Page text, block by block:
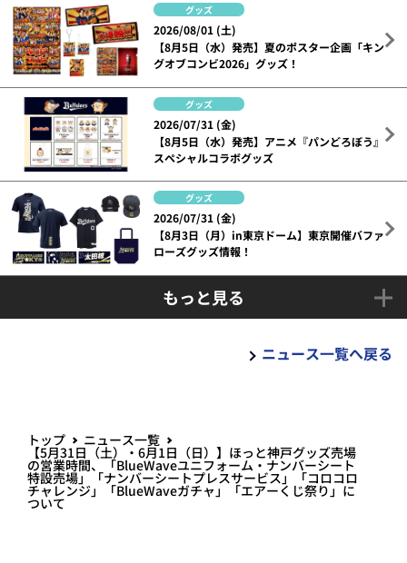
グッズ
2026/08/01 (土)
【8月5日（水）発売】夏のポスター企画「キン
グオブコンビ2026」グッズ！
グッズ
2026/07/31 (金)
【8月5日（水）発売】アニメ『パンどろぼう』
スペシャルコラボグッズ
グッズ
2026/07/31 (金)
【8月3日（月）in東京ドーム】東京開催バファ
ローズグッズ情報！
もっと見る
ニュース一覧へ戻る
トップ ニュース一覧
【5月31日（土）・6月1日（日）】ほっと神戸グッズ売場
の営業時間、「BlueWaveユニフォーム・ナンバーシート
特設売場」「ナンバーシートプレスサービス」「コロコロ
チャレンジ」「BlueWaveガチャ」「エアーくじ祭り」に
ついて